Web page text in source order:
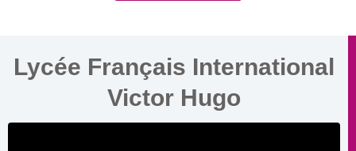
Lycée Français International
Victor Hugo